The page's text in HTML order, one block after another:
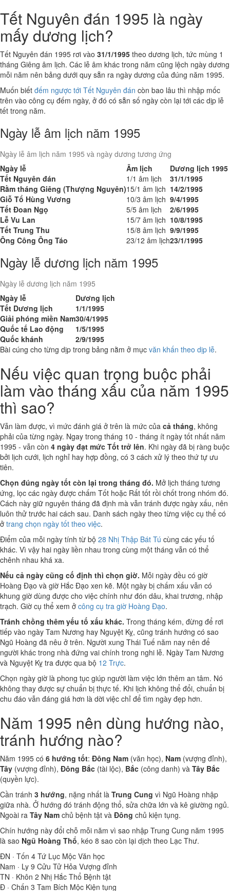
Tết Nguyên đán 1995 là ngày
mấy dương lịch?
Tết Nguyên đán 1995 rơi vào 31/1/1995 theo dương lịch, tức mùng 1
tháng Giêng âm lịch. Các lễ âm khác trong năm cũng lệch ngày dương
mỗi năm nên bảng dưới quy sẵn ra ngày dương của đúng năm 1995.
Muốn biết đếm ngược tới Tết Nguyên đán còn bao lâu thì nhập mốc
trên vào công cụ đếm ngày, ở đó có sẵn số ngày còn lại tới các dịp lễ
tết trong năm.
Ngày lễ âm lịch năm 1995
Ngày lễ âm lịch năm 1995 và ngày dương tương ứng
Ngày lễ
Âm lịch
Dương lịch 1995
Tết Nguyên đán
1/1 âm lịch
31/1/1995
Rằm tháng Giêng (Thượng Nguyên)15/1 âm lịch 14/2/1995
Giỗ Tổ Hùng Vương
10/3 âm lịch 9/4/1995
Tết Đoan Ngọ
5/5 âm lịch
2/6/1995
Lễ Vu Lan
15/7 âm lịch 10/8/1995
Tết Trung Thu
15/8 âm lịch 9/9/1995
Ông Công Ông Táo
23/12 âm lịch23/1/1995
Ngày lễ dương lịch năm 1995
Ngày lễ dương lịch năm 1995
Ngày lễ
Dương lịch
Tết Dương lịch
1/1/1995
Giải phóng miền Nam30/4/1995
Quốc tế Lao động
1/5/1995
Quốc khánh
2/9/1995
Bài cúng cho từng dịp trong bảng nằm ở mục văn khấn theo dịp lễ.
Nếu việc quan trọng buộc phải
làm vào tháng xấu của năm 1995
thì sao?
Vẫn làm được, vì mức đánh giá ở trên là mức của cả tháng, không
phải của từng ngày. Ngay trong tháng 10 - tháng ít ngày tốt nhất năm
1995 - vẫn còn 4 ngày đạt mức Tốt trở lên. Khi ngày đã bị ràng buộc
bởi lịch cưới, lịch nghỉ hay hợp đồng, có 3 cách xử lý theo thứ tự ưu
tiên.
Chọn đúng ngày tốt còn lại trong tháng đó. Mở lịch tháng tương
ứng, lọc các ngày được chấm Tốt hoặc Rất tốt rồi chốt trong nhóm đó.
Cách này giữ nguyên tháng đã định mà vẫn tránh được ngày xấu, nên
luôn thử trước hai cách sau. Danh sách ngày theo từng việc cụ thể có
ở trang chọn ngày tốt theo việc.
Điểm của mỗi ngày tính từ bộ 28 Nhị Thập Bát Tú cùng các yếu tố
khác. Vì vậy hai ngày liền nhau trong cùng một tháng vẫn có thể
chênh nhau khá xa.
Nếu cả ngày cũng cố định thì chọn giờ. Mỗi ngày đều có giờ
Hoàng Đạo và giờ Hắc Đạo xen kẽ. Một ngày bị chấm xấu vẫn có
khung giờ dùng được cho việc chính như đón dâu, khai trương, nhập
trạch. Giờ cụ thể xem ở công cụ tra giờ Hoàng Đạo.
Tránh chồng thêm yếu tố xấu khác. Trong tháng kém, đừng để rơi
tiếp vào ngày Tam Nương hay Nguyệt Kỵ, cũng tránh hướng có sao
Ngũ Hoàng đã nêu ở trên. Người xung Thái Tuế năm nay nên để
người khác trong nhà đứng vai chính trong nghi lễ. Ngày Tam Nương
và Nguyệt Kỵ tra được qua bộ 12 Trực.
Chọn ngày giờ là phong tục giúp người làm việc lớn thêm an tâm. Nó
không thay được sự chuẩn bị thực tế. Khi lịch không thể đổi, chuẩn bị
chu đáo vẫn đáng giá hơn là dời việc chỉ để tìm ngày đẹp hơn.
Năm 1995 nên dùng hướng nào,
tránh hướng nào?
Năm 1995 có 6 hướng tốt: Đông Nam (văn học), Nam (vượng đỉnh),
Tây (vượng đỉnh), Đông Bắc (tài lộc), Bắc (công danh) và Tây Bắc
(quyền lực).
Cần tránh 3 hướng, nặng nhất là Trung Cung vì Ngũ Hoàng nhập
giữa nhà. Ở hướng đó tránh động thổ, sửa chữa lớn và kê giường ngủ.
Ngoài ra Tây Nam chủ bệnh tật và Đông chủ kiện tụng.
Chín hướng này đổi chỗ mỗi năm vì sao nhập Trung Cung năm 1995
là sao Ngũ Hoàng Thổ, kéo 8 sao còn lại dịch theo Lạc Thư.
ĐN · Tốn 4 Tứ Lục Mộc Văn học
Nam · Ly 9 Cửu Tử Hỏa Vượng đỉnh
TN · Khôn 2 Nhị Hắc Thổ Bệnh tật
Đ · Chấn 3 Tam Bích Mộc Kiện tụng